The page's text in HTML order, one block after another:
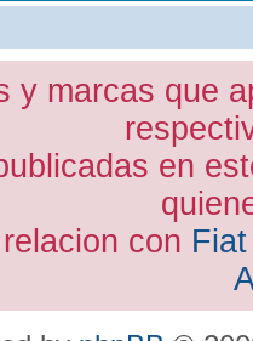
y marcas que
en
con